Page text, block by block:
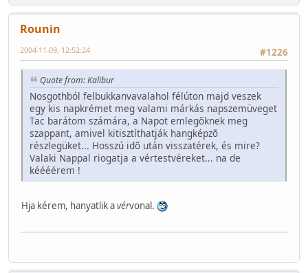
Rounin
#1226
2004-11-09, 12:52:24
Quote from: Kalibur
Nosgothból felbukkanvavalahol félúton majd veszek
egy kis napkrémet meg valami márkás napszemüveget
Tac barátom számára, a Napot emlegõknek meg
szappant, amivel kitisztíthatják hangképzõ
részlegüket... Hosszú idõ után visszatérek, és mire?
Valaki Nappal riogatja a vértestvéreket... na de
kéééérem !
Hja kérem, hanyatlik avérvonal.